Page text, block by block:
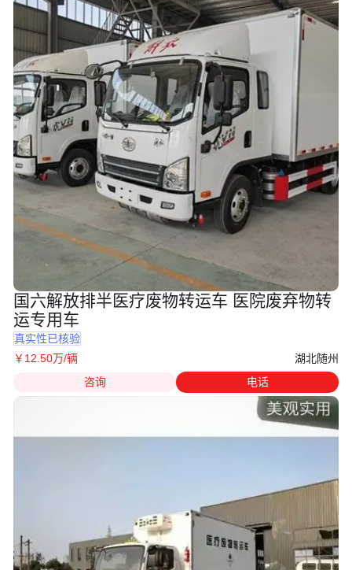
国六解放排半医疗废物转运车 医院废弃物转
运专用车
真实性已核验
￥ 12.50万/辆
湖北随州
咨询
电话